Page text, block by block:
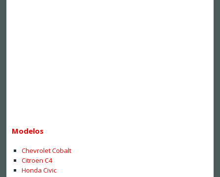
Modelos
Chevrolet Cobalt
Citroen C4
Honda Civic